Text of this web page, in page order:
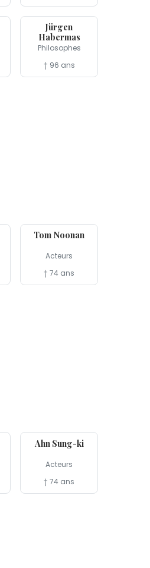
14 mar
Jürgen
Habermas
Philosophes
† 96 ans
Tom Noonan
Acteurs
† 74 ans
Ahn Sung-ki
Acteurs
† 74 ans